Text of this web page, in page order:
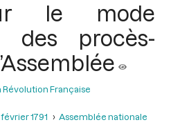
le mode
des procès-
Française
1791
Assemblée nationale